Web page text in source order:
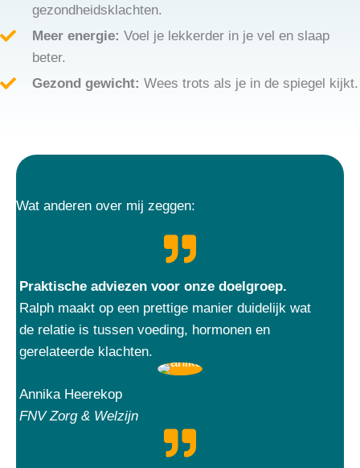
gezondheidsklachten.
Meer energie: Voel je lekkerder in je vel en slaap
beter.
Gezond gewicht: Wees trots als je in de spiegel kijkt.
Wat anderen over mij zeggen:
Praktische adviezen voor onze doelgroep.
Ralph maakt op een prettige manier duidelijk wat
de relatie is tussen voeding, hormonen en
gerelateerde klachten.
Annika Heerekop
FNV Zorg & Welzijn